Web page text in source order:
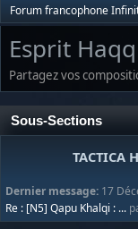
Forum francophone
Esprit
Partagez vos
Sous-Sections
TACTICA
Dernier message: 17
Re : [N5] Qapu Khalqi : ...